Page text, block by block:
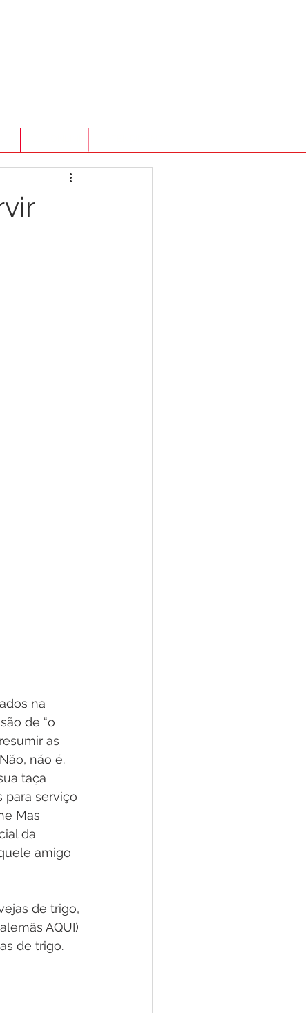
na
de “o
as
não é.
taça
para serviço
Mas
da
amigo
de trigo,
AQUI)
de trigo.